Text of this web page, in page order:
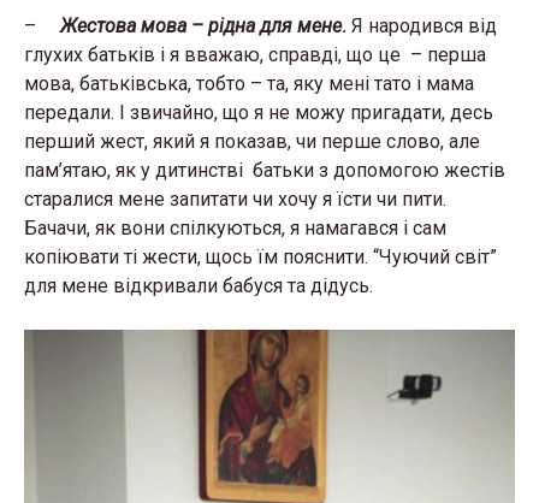
– Жестова мова – рідна для мене. Я народився від
глухих батьків і я вважаю, справді, що це – перша
мова, батьківська, тобто – та, яку мені тато і мама
передали. І звичайно, що я не можу пригадати, десь
перший жест, який я показав, чи перше слово, але
пам’ятаю, як у дитинстві батьки з допомогою жестів
старалися мене запитати чи хочу я їсти чи пити.
Бачачи, як вони спілкуються, я намагався і сам
копіювати ті жести, щось їм пояснити. “Чуючий світ”
для мене відкривали бабуся та дідусь.